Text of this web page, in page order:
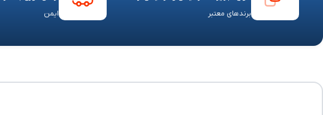
برندهای معتبر
ایمن